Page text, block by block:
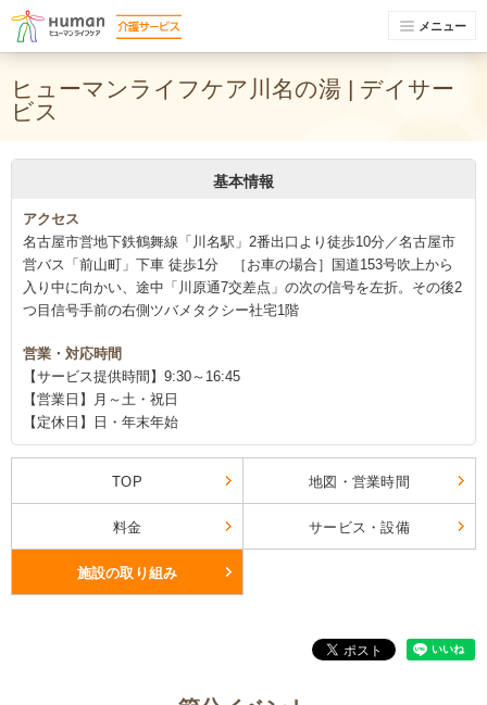
メニュー
ヒューマンライフケア川名の湯 | デイサー
ビス
基本情報
アクセス
名古屋市営地下鉄鶴舞線「川名駅」2番出口より徒歩10分／名古屋市
営バス「前山町」下車 徒歩1分 ［お車の場合］国道153号吹上から
入り中に向かい、途中「川原通7交差点」の次の信号を左折。その後2
つ目信号手前の右側ツバメタクシー社宅1階
営業・対応時間
【サービス提供時間】9:30～16:45
【営業日】月～土・祝日
【定休日】日・年末年始
TOP 地図・営業時間
料金 サービス・設備
施設の取り組み